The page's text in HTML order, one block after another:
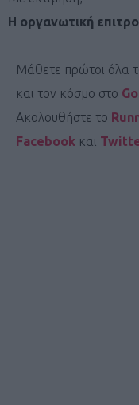
Η οργανωτική
Μάθετε πρώτοι όλα
και τον κόσμο στο
Ακολουθήστε το
Facebook και